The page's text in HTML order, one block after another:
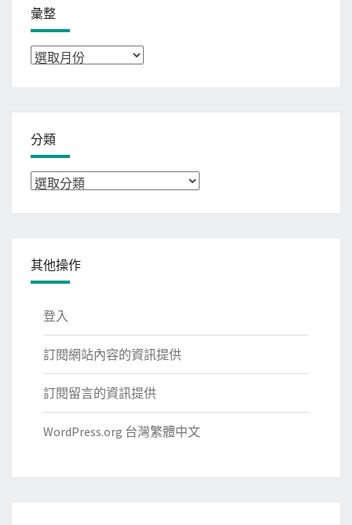
彙整
彙
分類
分
其他操作
登入
訂閱網站內容的資訊提供
訂閱留言的資訊提供
WordPress.org 台灣繁體中文